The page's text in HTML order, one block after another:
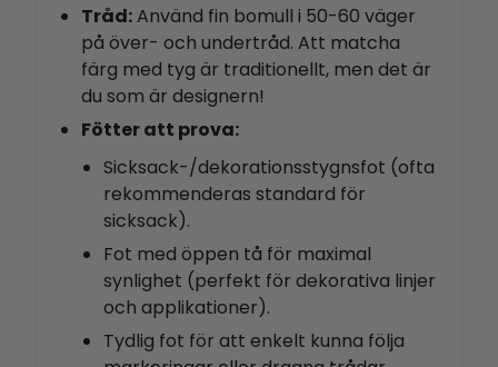
Tråd:Använd fin bomull i 50-60 väger
på över- och undertråd. Att matcha
färg med tyg är traditionellt, men det är
du som är designern!
Fötter att prova:
Sicksack-/dekorationsstygnsfot (ofta
rekommenderas standard för
sicksack).
Fot med öppen tå för maximal
synlighet (perfekt för dekorativa linjer
och applikationer).
Tydlig fot för att enkelt kunna följa